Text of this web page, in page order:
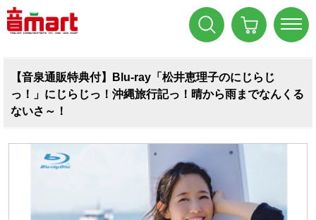
【音泉通販特典付】Blu-ray「松井恵理子のにじらじ
っ！」にじらじっ！沖縄旅行記っ！晴から雨までなんくる
ないさ～！